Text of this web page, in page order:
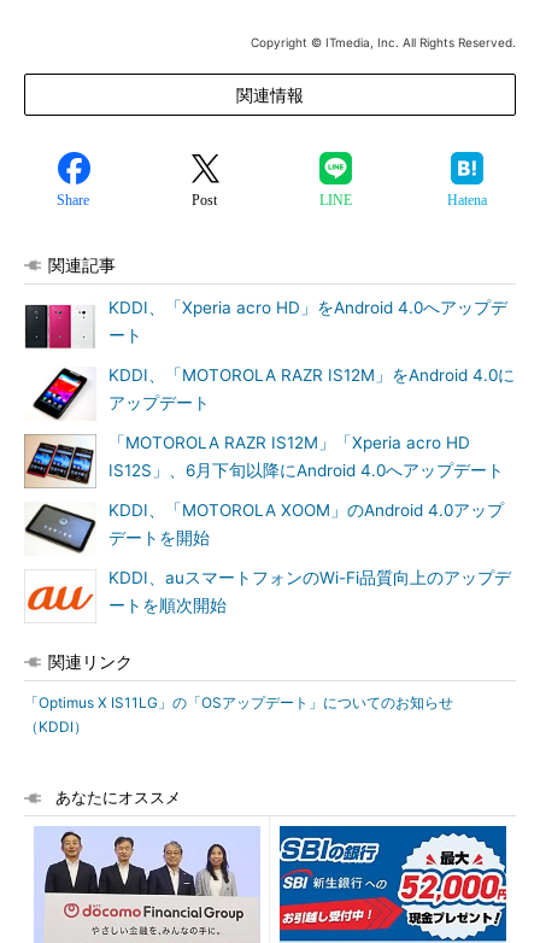
Copyright © ITmedia, Inc. All Rights Reserved.
関連情報
Share Post LINE Hatena
関連記事
KDDI、「Xperia acro HD」をAndroid 4.0へアップデ
ート
KDDI、「MOTOROLA RAZR IS12M」をAndroid 4.0に
アップデート
「MOTOROLA RAZR IS12M」「Xperia acro HD
IS12S」、6月下旬以降にAndroid 4.0へアップデート
KDDI、「MOTOROLA XOOM」のAndroid 4.0アップ
デートを開始
KDDI、auスマートフォンのWi-Fi品質向上のアップデ
ートを順次開始
関連リンク
「Optimus X IS11LG」の「OSアップデート」についてのお知らせ
（KDDI）
あなたにオススメ